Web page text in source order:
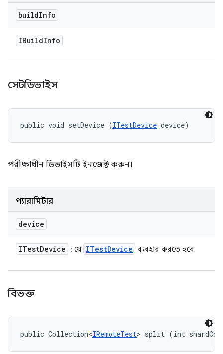
buildInfo
IBuildInfo
সেটডিভাইস
public void setDevice (ITestDevice device)
পরীক্ষাধীন ডিভাইসটি ইনজেক্ট করুন।
প্যারামিটার
device
ITestDevice : যে ITestDevice ব্যবহার করতে হবে
বিভক্ত
public Collection<IRemoteTest> split (int